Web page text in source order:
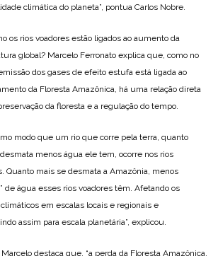
climática do planeta”, pontua Carlos Nobre.
os rios voadores estão ligados ao aumento da
global? Marcelo Ferronato explica que, como no
dos gases de efeito estufa está ligada ao
da Floresta Amazônica, há uma relação direta
da floresta e a regulação do tempo.
modo que um rio que corre pela terra, quanto
menos água ele tem, ocorre nos rios
Quanto mais se desmata a Amazônia, menos
de água esses rios voadores têm. Afetando os
em escalas locais e regionais e
assim para escala planetária”, explicou.
destaca que, “a perda da Floresta Amazônica,